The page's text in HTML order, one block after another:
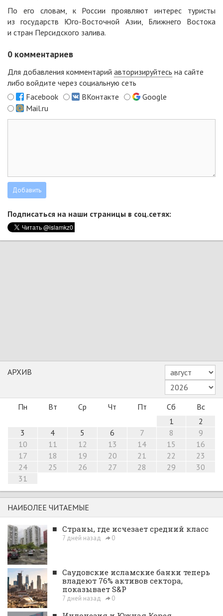
По его словам, к России проявляют интерес туристы
из государств Юго-Восточной Азии, Ближнего Востока
и стран Персидского залива.
0 комментариев
Для добавления комментарий авторизируйтесь на сайте
либо войдите через социальную сеть
Facebook
ВКонтакте
Google
Mail.ru
Подписаться на наши страницы в соц.сетях:
АРХИВ
Пн Вт Ср Чт Пт Сб
Вс
1
2
3
4 5 6 7 8
9
10
11 12 13 14 15
16
17
18 19 20 21 22
23
24
25 26 27 28 29
30
31
НАИБОЛЕЕ ЧИТАЕМЫЕ
■ Страны, где исчезает средний класс
7 дней назад 0
■ Саудовские исламские банки теперь
владеют 76% активов сектора,
показывает S&P
7 дней назад 0